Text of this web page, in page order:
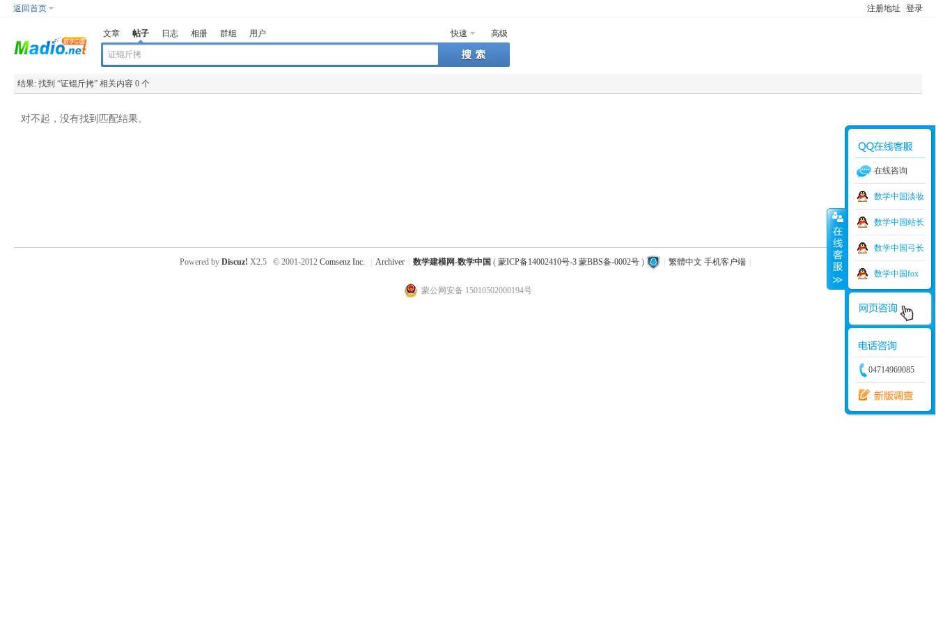
返回首页 注册地址 登录
快速 高级
文章 帖子 日志 相册 群组 用户
结果: 找到 “证锟斤拷” 相关内容 0 个
对不起，没有找到匹配结果。
在线咨询
数学中国淡妆
数学中国站长
数学中国弓长
数学中国fox
04714969085
Powered by Discuz! X2.5 © 2001-2012 Comsenz Inc. Archiver 数学建模网-数学中国 ( 蒙ICP备14002410号-3 蒙BBS备-0002号) 繁體中文 手机客户端
蒙公网安备 15010502000194号